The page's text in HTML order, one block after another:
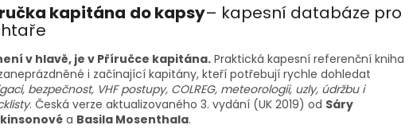
kapitána do kapsy– kapesní databáze pro
v hlavě, je v Příručce kapitána.Praktická kapesní referenční kniha
i začínající kapitány, kteří potřebují rychle dohledat
bezpečnost, VHF postupy, COLREG, meteorologii, uzly, údržbu i
. Česká verze aktualizovaného 3. vydání (UK 2019) od Sáry
a Basila Mosenthala.